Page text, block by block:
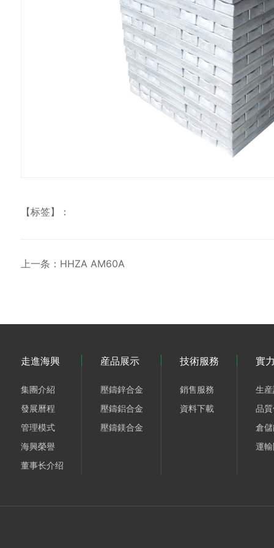
【标签】：
上一条：HHZA AM60A
走進海興
集團介紹
發展曆程
管理模式
海興榮譽
董事长介绍
産品展示
壓鑄鋅合金
壓鑄鋁合金
壓鑄鎂合金
技術服務
銷售服務
資料下載
實
生
品
倉
運